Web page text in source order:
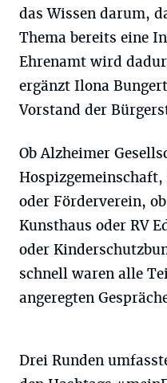
das Wissen darum,
Thema bereits eine
Ehrenamt wird
ergänzt Ilona
Vorstand der
Ob Alzheimer
oder Förderverein,
Kunsthaus oder RV
oder
schnell waren alle
angeregten
Drei Runden